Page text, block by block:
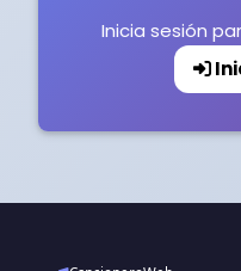
Inicia sesión